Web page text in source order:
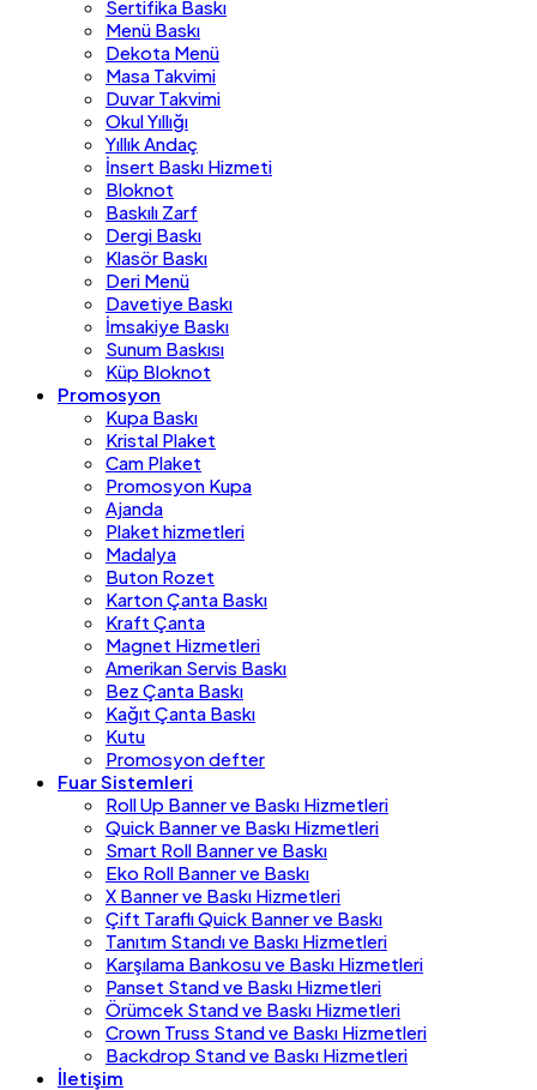
Sertifika Baskı
Menü Baskı
Dekota Menü
Masa Takvimi
Duvar Takvimi
Okul Yıllığı
Yıllık Andaç
İnsert Baskı Hizmeti
Bloknot
Baskılı Zarf
Dergi Baskı
Klasör Baskı
Deri Menü
Davetiye Baskı
İmsakiye Baskı
Sunum Baskısı
Küp Bloknot
Promosyon
Kupa Baskı
Kristal Plaket
Cam Plaket
Promosyon Kupa
Ajanda
Plaket hizmetleri
Madalya
Buton Rozet
Karton Çanta Baskı
Kraft Çanta
Magnet Hizmetleri
Amerikan Servis Baskı
Bez Çanta Baskı
Kağıt Çanta Baskı
Kutu
Promosyon defter
Fuar Sistemleri
Roll Up Banner ve Baskı Hizmetleri
Quick Banner ve Baskı Hizmetleri
Smart Roll Banner ve Baskı
Eko Roll Banner ve Baskı
X Banner ve Baskı Hizmetleri
Çift Taraflı Quick Banner ve Baskı
Tanıtım Standı ve Baskı Hizmetleri
Karşılama Bankosu ve Baskı Hizmetleri
Panset Stand ve Baskı Hizmetleri
Örümcek Stand ve Baskı Hizmetleri
Crown Truss Stand ve Baskı Hizmetleri
Backdrop Stand ve Baskı Hizmetleri
İletişim